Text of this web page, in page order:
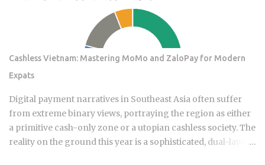
Cashless Vietnam: Mastering MoMo and ZaloPay for Modern
Expats
Digital payment narratives in Southeast Asia often suffer
from extreme binary views, portraying the region as either
a primitive cash-only zone or a utopian cashless society. The
reality on the ground this year is a sophisticated, dual-layer